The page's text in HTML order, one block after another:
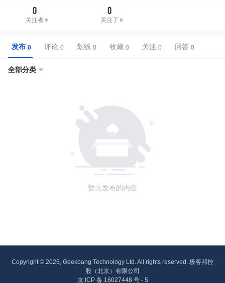
0
关注者
0
关注了
发布 评论 划线 收藏 关注 回答
全部分类 
暂无发布的内容
Copyright © 2026, Geekbang Technology Ltd. All rights reserved. 极客邦控
股（北京）有限公司
京 ICP 备 16027448 号 - 5